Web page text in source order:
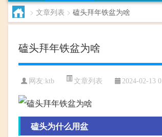
> 文章列表 > 磕头拜年铁盆为啥
磕头拜年铁盆为啥
网友:ktb 文章列表 2024-02-13
磕头为什么用盆